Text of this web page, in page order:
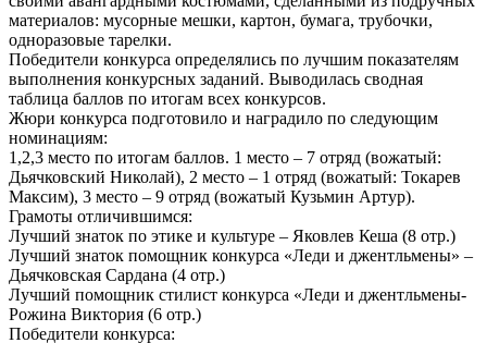
материалов: мусорные мешки, картон, бумага, трубочки,
одноразовые тарелки.
Победители конкурса определялись по лучшим показателям
выполнения конкурсных заданий. Выводилась сводная
таблица баллов по итогам всех конкурсов.
Жюри конкурса подготовило и наградило по следующим
номинациям:
1,2,3 место по итогам баллов. 1 место – 7 отряд (вожатый:
Дьячковский Николай), 2 место – 1 отряд (вожатый: Токарев
Максим), 3 место – 9 отряд (вожатый Кузьмин Артур).
Грамоты отличившимся:
Лучший знаток по этике и культуре – Яковлев Кеша (8 отр.)
Лучший знаток помощник конкурса «Леди и джентльмены» –
Дьячковская Сардана (4 отр.)
Лучший помощник стилист конкурса «Леди и джентльмены-
Рожина Виктория (6 отр.)
Победители конкурса: